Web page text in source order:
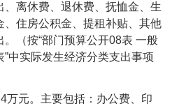
离休费、退休费、抚恤金、生
、住房公积金、提租补贴、其他
（按“部门预算公开08表 一般
中实际发生经济分类支出事项
元。主要包括：办公费、印